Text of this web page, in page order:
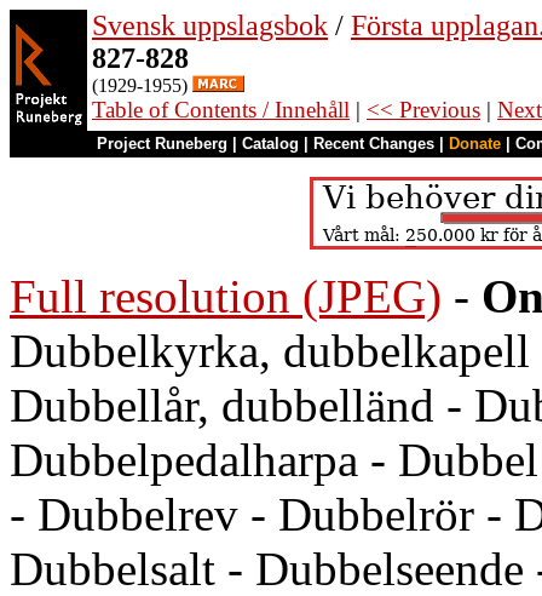
Svensk uppslagsbok / Första
827-828
(1929-1955)
Table of Contents / Innehåll | << Previous |
Project Runeberg Catalog Recent Changes Donate
Full resolution (JPEG) -
Dubbelkyrka,
Dubbellår, dubbelländ -
Dubbelpedalharpa -
- Dubbelrev - Dubbelrör -
Dubbelsalt -